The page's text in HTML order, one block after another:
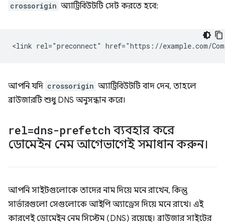
crossorigin অ্যাট্রিবিউটটি সেট করতে হবে:
আপনি যদি crossorigin অ্যাট্রিবিউটটি বাদ দেন, তাহলে
ব্রাউজারটি শুধু DNS অনুসন্ধান করে।
rel=dns-prefetch ব্যবহার করে
ডোমেইন নেম আগেভাগেই সমাধান করুন।
আপনি সাইটগুলোকে তাদের নাম দিয়ে মনে রাখেন, কিন্তু
সার্ভারগুলো সেগুলোকে আইপি অ্যাড্রেস দিয়ে মনে রাখে। এই
কারণেই ডোমেইন নেম সিস্টেম (DNS) রয়েছে। ব্রাউজার সাইটের